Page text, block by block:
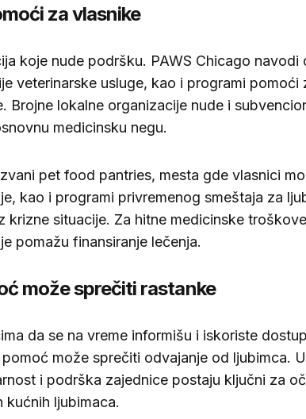
za vlasnike
koje nude podršku. PAWS Chicago navodi
veterinarske usluge, kao i programi pomoći
Brojne lokalne organizacije nude i
medicinsku negu.
pet food pantries, mesta gde vlasnici
kao i programi privremenog smeštaja za
krizne situacije. Za hitne medicinske
pomažu finansiranje lečenja.
može sprečiti rastanke
da se na vreme informišu i iskoriste
može sprečiti odvajanje od ljubimca.
i podrška zajednice postaju ključni za
kućnih ljubimaca.